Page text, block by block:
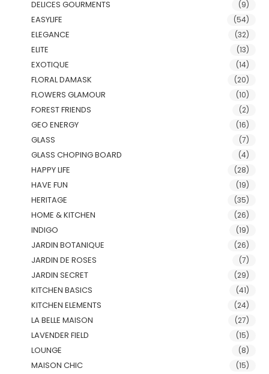
DELICES GOURMENTS (9)
EASYLIFE (54)
ELEGANCE (32)
ELITE (13)
EXOTIQUE (14)
FLORAL DAMASK (20)
FLOWERS GLAMOUR (10)
FOREST FRIENDS (2)
GEO ENERGY (16)
GLASS (7)
GLASS CHOPING BOARD (4)
HAPPY LIFE (28)
HAVE FUN (19)
HERITAGE (35)
HOME & KITCHEN (26)
INDIGO (19)
JARDIN BOTANIQUE (26)
JARDIN DE ROSES (7)
JARDIN SECRET (29)
KITCHEN BASICS (41)
KITCHEN ELEMENTS (24)
LA BELLE MAISON (27)
LAVENDER FIELD (15)
LOUNGE (8)
MAISON CHIC (15)